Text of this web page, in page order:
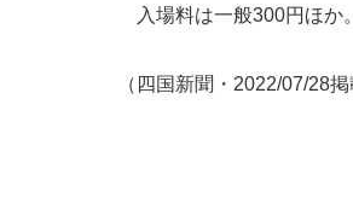
入場料は一般300円ほか
（四国新聞・2022/07/28掲